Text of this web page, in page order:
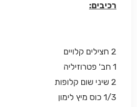
רכיבים:
2 חצילים קלויים
1 חב' פטרוזיליה
2 שיני שום קלופות
1/3 כוס מיץ לימון